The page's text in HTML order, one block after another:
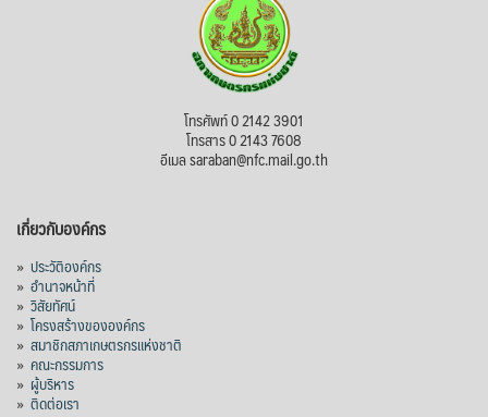
โทรศัพท์ 0 2142 3901
โทรสาร 0 2143 7608
อีเมล saraban@nfc.mail.go.th
เกี่ยวกับองค์กร
» ประวัติองค์กร
» อำนาจหน้าที่
» วิสัยทัศน์
» โครงสร้างขององค์กร
» สมาชิกสภาเกษตรกรแห่งชาติ
» คณะกรรมการ
» ผู้บริหาร
» ติดต่อเรา